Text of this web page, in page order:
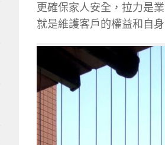
更確保家人安全，拉力是
就是維護客戶的權益和自身